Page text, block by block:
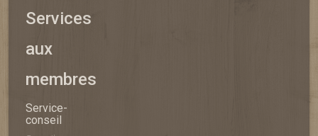
Services
aux
membres
Service-
conseil